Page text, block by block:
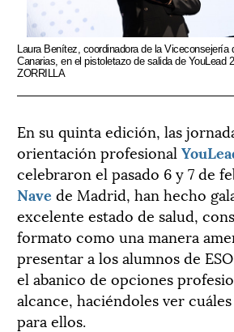
Laura Benítez, coordinadora de la Viceconsejería
Canarias, en el pistoletazo de salida de YouLead
ZORRILLA
En su quinta edición, las
orientación profesional
celebraron el pasado 6 y 7 de
Nave de Madrid, han hecho
excelente estado de salud,
formato como una manera
presentar a los alumnos de
el abanico de opciones
alcance, haciéndoles ver
para ellos.